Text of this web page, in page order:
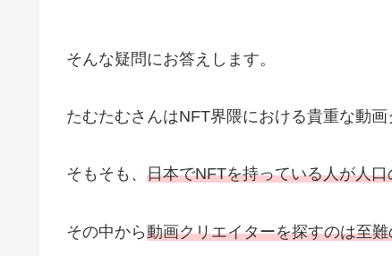
そんな疑問にお答えします。
たむたむさんはNFT界隈における貴重な動画
そもそも、 日本でNFTを持っている人が人
その中から動画クリエイターを探すのは至難